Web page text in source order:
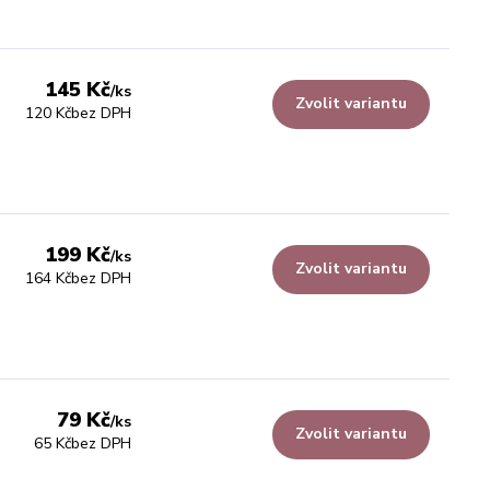
145 Kč/ks
120 Kčbez DPH Zvolit variantu
199 Kč/ks
164 Kčbez DPH Zvolit variantu
79 Kč/ks
65 Kčbez DPH Zvolit variantu